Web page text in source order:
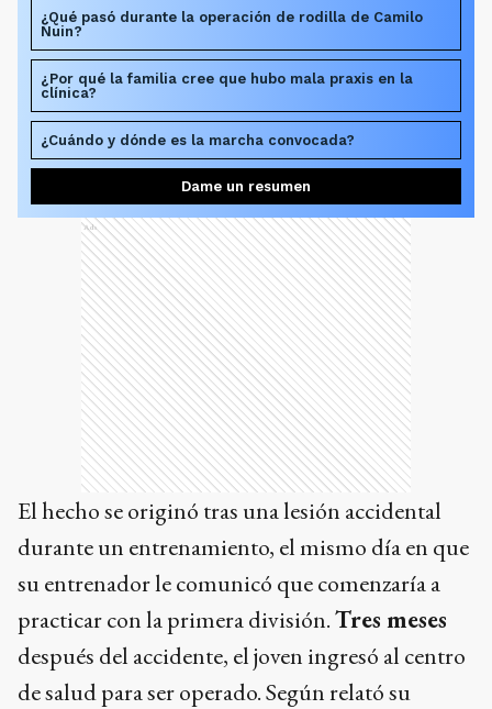
¿Qué pasó durante la operación de rodilla de Camilo
Nuin?
¿Por qué la familia cree que hubo mala praxis en la
clínica?
¿Cuándo y dónde es la marcha convocada?
Dame un resumen
Ads
El hecho se originó tras una lesión accidental
durante un entrenamiento, el mismo día en que
su entrenador le comunicó que comenzaría a
practicar con la primera división.Tres meses
después del accidente, el joven ingresó al centro
de salud para ser operado. Según relató su